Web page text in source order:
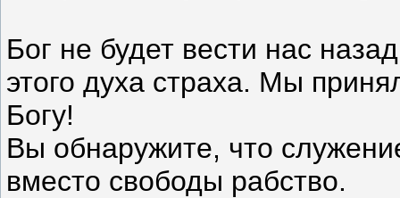
Бог не будет вести нас
этого духа страха. Мы
Богу!
Вы обнаружите, что
вместо свободы рабство.